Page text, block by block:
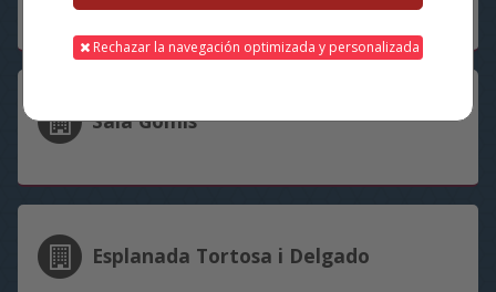
Rechazar la navegación optimizada y personalizada
Sala Gomis
Esplanada Tortosa i Delgado